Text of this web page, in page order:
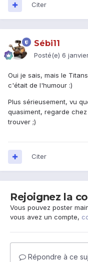
Citer
Sébi11
Posté(e) 6
Oui je sais, mais le
c'était de l'humour :)
Plus sérieusement, vu
quasiment, regarde
trouver ;)
Citer
Rejoignez la
Vous pouvez poster
vous avez un compte,
Répondre à ce